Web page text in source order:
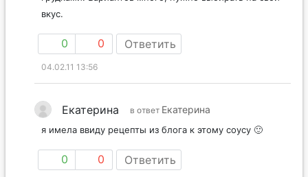
вкус.
0 0 Ответить
04.02.11 13:56
Екатерина в ответ Екатерина
я имела ввиду рецепты из блога к этому соусу 🙂
0 0 Ответить